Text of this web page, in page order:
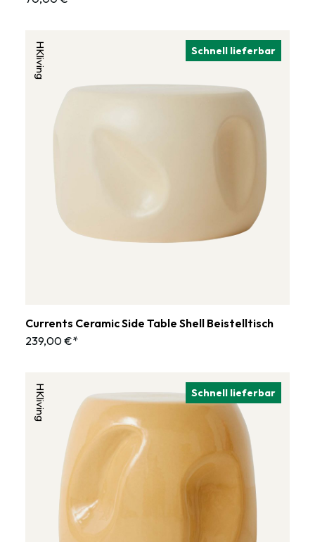
Schnell lieferbar
HKliving
Currents Ceramic Side Table Shell Beistelltisch
239,00 €*
Schnell lieferbar
HKliving